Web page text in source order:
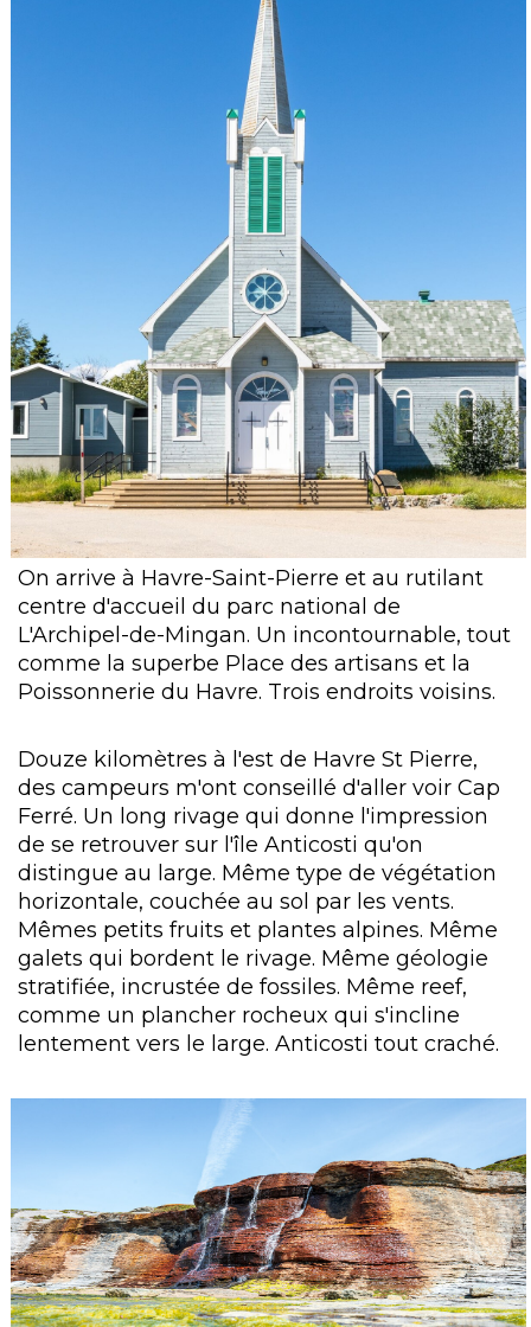
On arrive à Havre-Saint-Pierre et au rutilant
centre d'accueil du parc national de
L'Archipel-de-Mingan. Un incontournable, tout
comme la superbe Place des artisans et la
Poissonnerie du Havre. Trois endroits voisins.
Douze kilomètres à l'est de Havre St Pierre,
des campeurs m'ont conseillé d'aller voir Cap
Ferré. Un long rivage qui donne l'impression
de se retrouver sur l'île Anticosti qu'on
distingue au large. Même type de végétation
horizontale, couchée au sol par les vents.
Mêmes petits fruits et plantes alpines. Même
galets qui bordent le rivage. Même géologie
stratifiée, incrustée de fossiles. Même reef,
comme un plancher rocheux qui s'incline
lentement vers le large. Anticosti tout craché.